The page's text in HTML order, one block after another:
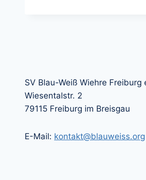
SV Blau-Weiß Wiehre Freiburg
Wiesentalstr. 2
79115 Freiburg im Breisgau
E-Mail: kontakt@blauweiss.org